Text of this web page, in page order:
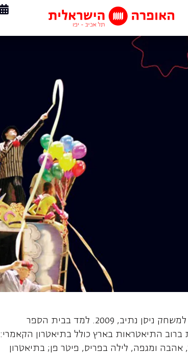
, שחקן, נולד בישראל. בוגר הסטודיו למשחק ניסן נתיב, 2009. למד בבית הספר
ברוב התיאטראות בארץ כולל בתיאטרון הקאמרי:
אהבה ומגפה, לילה בפריס, פיטר פן; בתיאטרון